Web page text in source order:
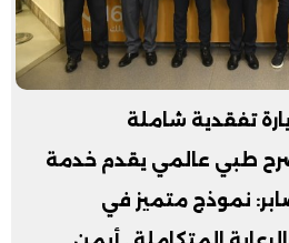
تفقدية شاملة
طبي عالمي يقدم خدمة
نموذج متميز في